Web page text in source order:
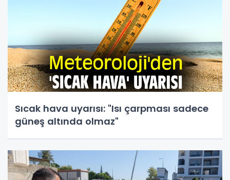
Sıcak hava uyarısı: "Isı çarpması sadece
güneş altında olmaz"